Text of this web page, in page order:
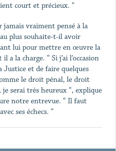
court et précieux. “
jamais vraiment pensé à la
plus souhaite-t-il avoir
lui pour mettre en œuvre la
la charge. “ Si j’ai l’occasion
et de faire quelques
le droit pénal, le droit
serai très heureux “, explique
notre entrevue. “ Il faut
ses échecs. “